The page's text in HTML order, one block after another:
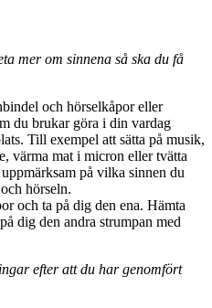
mer om sinnena så ska du få
och hörselkåpor eller
du brukar göra i din vardag
Till exempel att sätta på musik,
värma mat i micron eller tvätta
på vilka sinnen du
hörseln.
och ta på dig den ena. Hämta
dig den andra strumpan med
efter att du har genomfört